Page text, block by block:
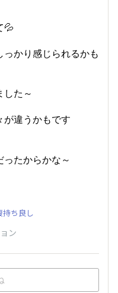
💦
かり感じられるかも
た～
が違うかもです
たからかな～
持ち良し
ン